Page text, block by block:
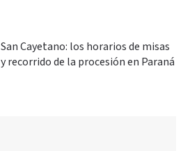
San Cayetano: los horarios de misas
y recorrido de la procesión en Paraná